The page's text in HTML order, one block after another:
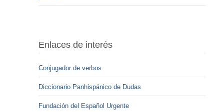
Enlaces de interés
Conjugador de verbos
Diccionario Panhispánico de Dudas
Fundación del Español Urgente